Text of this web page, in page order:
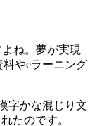
ね。夢が実現
料やeラーニング
字かな混じり文
たのです。